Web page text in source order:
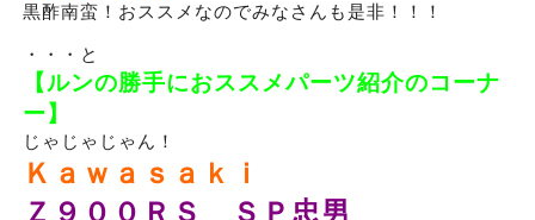
黒酢南蛮！おススメなのでみなさんも是非！！！
・・・と
【ルンの勝手におススメパーツ紹介のコーナ
ー】
じゃじゃじゃん！
Ｋａｗａｓａｋｉ
Ｚ９００ＲＳ ＳＰ忠男